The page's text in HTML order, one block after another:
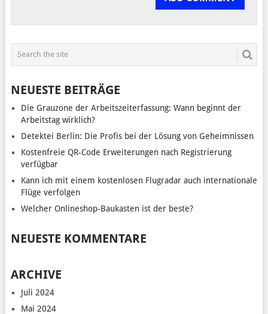
NEUESTE BEITRÄGE
Die Grauzone der Arbeitszeiterfassung: Wann beginnt der
Arbeitstag wirklich?
Detektei Berlin: Die Profis bei der Lösung von Geheimnissen
Kostenfreie QR-Code Erweiterungen nach Registrierung
verfügbar
Kann ich mit einem kostenlosen Flugradar auch internationale
Flüge verfolgen
Welcher Onlineshop-Baukasten ist der beste?
NEUESTE KOMMENTARE
ARCHIVE
Juli 2024
Mai 2024